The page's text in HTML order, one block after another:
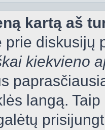
kartą aš
prie diskusijų
kiekvieno
langą.